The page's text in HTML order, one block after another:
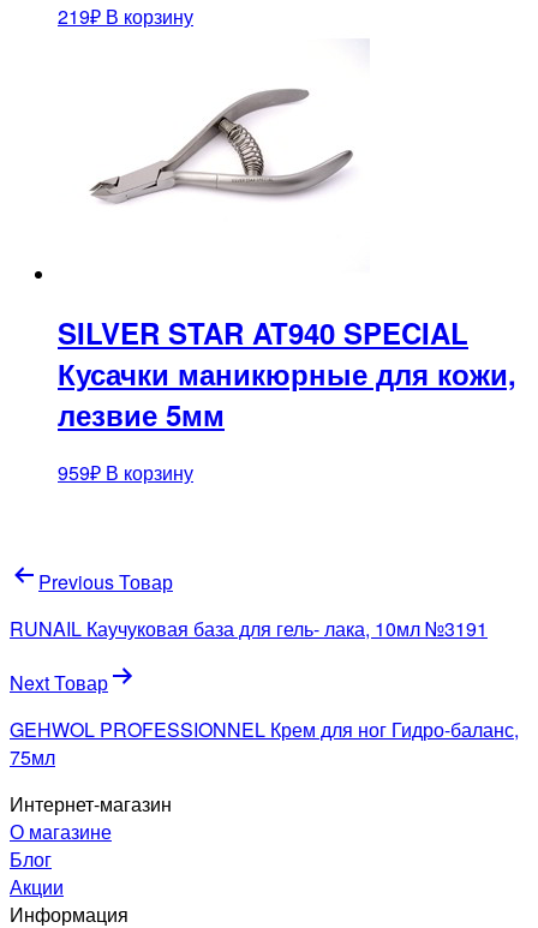
219₽ В корзину
SILVER STAR AT940 SPECIAL
Кусачки маникюрные для кожи,
лезвие 5мм
959₽ В корзину
Навигация
по
записям
Previous Товар
RUNAIL Каучуковая база для гель- лака, 10мл №3191
Next Товар
GEHWOL PROFESSIONNEL Крем для ног Гидро-баланс,
75мл
Интернет-магазин
О магазине
Блог
Акции
Информация